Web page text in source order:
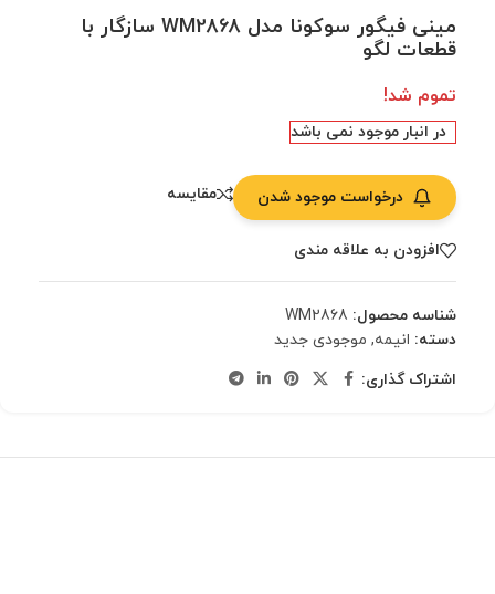
مینی فیگور سوکونا مدل WM2868 سازگار با
قطعات لگو
تموم شد!
در انبار موجود نمی باشد
درخواست موجود شدن مقایسه
افزودن به علاقه مندی
شناسه محصول: WM2868
دسته: انیمه, موجودی جدید
اشتراک گذاری: